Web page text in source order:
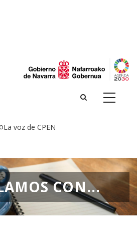
La voz de CPEN
CON...